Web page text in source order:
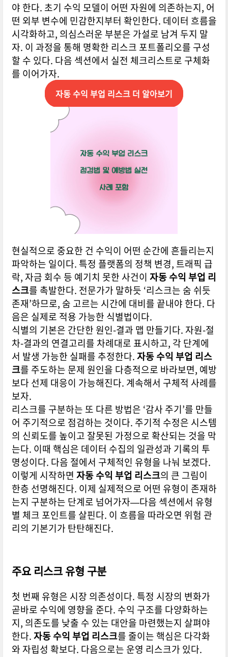
야 한다. 초기 수익 모델이 어떤 자원에 의존하는지, 어
떤 외부 변수에 민감한지부터 확인한다. 데이터 흐름을
시각화하고, 의심스러운 부분은 가설로 남겨 두지 말
자. 이 과정을 통해 명확한 리스크 포트폴리오를 구성
할 수 있다. 다음 섹션에서 실전 체크리스트로 구체화
를 이어가자.
자동 수익 부업 리스크 더 알아보기
현실적으로 중요한 건 수익이 어떤 순간에 흔들리는지
파악하는 일이다. 특정 플랫폼의 정책 변경, 트래픽 급
락, 자금 회수 등 예기치 못한 사건이 자동 수익 부업 리
스크를 촉발한다. 전문가가 말하듯 ‘리스크는 숨 쉬듯
존재’하므로, 숨 고르는 시간에 대비를 끝내야 한다. 다
음은 실제로 적용 가능한 식별법이다.
식별의 기본은 간단한 원인-결과 맵 만들기다. 자원-절
차-결과의 연결고리를 차례대로 표시하고, 각 단계에
서 발생 가능한 실패를 추정한다.자동 수익 부업 리스
크를 주도하는 문제 원인을 다층적으로 바라보면, 예방
보다 선제 대응이 가능해진다. 계속해서 구체적 사례를
보자.
리스크를 구분하는 또 다른 방법은 ‘감사 주기’를 만들
어 주기적으로 점검하는 것이다. 주기적 수정은 시스템
의 신뢰도를 높이고 잘못된 가정으로 확산되는 것을 막
는다. 이때 핵심은 데이터 수집의 일관성과 기록의 투
명성이다. 다음 절에서 구체적인 유형을 나눠 보겠다.
이렇게 시작하면 자동 수익 부업 리스크의 큰 그림이
한층 선명해진다. 이제 실제적으로 어떤 유형이 존재하
는지 구분하는 단계로 넘어가자—다음 섹션에서 유형
별 체크 포인트를 살핀다. 이 흐름을 따라오면 위험 관
리의 기본기가 탄탄해진다.
주요 리스크 유형 구분
첫 번째 유형은 시장 의존성이다. 특정 시장의 변화가
곧바로 수익에 영향을 준다. 수익 구조를 다양화하는
지, 의존도를 낮출 수 있는 대안을 마련했는지 살펴야
한다.자동 수익 부업 리스크를 줄이는 핵심은 다각화
와 자립성 확보다. 다음으로는 운영 리스크가 있다.